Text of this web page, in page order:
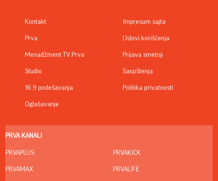
Kontakt
Prva
Menadžment TV Prva
Studio
16:9 podešavanja
Oglašavanje
Impresum sajta
Uslovi korišćenja
Prijava smetnji
Saopštenja
Politika privatnosti
PRVA KANALI
PRVAPLUS
PRVAMAX
PRVAKICK
PRVALIFE